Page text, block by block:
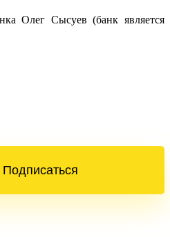
Олег Сысуев (банк является